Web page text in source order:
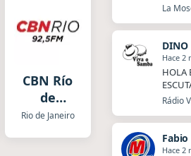
CBN Río
de
Janeiro
Rio de Janeiro
La
DINO
Hace 2
HOLA
Rádio
Hace 2